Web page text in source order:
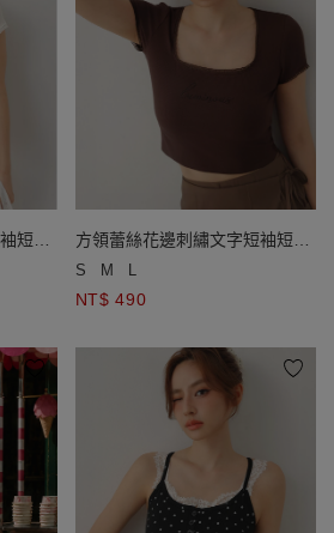
短版
方領蕾絲花邊刺繡文字短袖短版
羅紋上衣
S M L
NT$ 490